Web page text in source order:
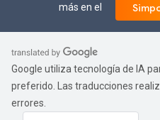
más en el
Google utiliza tecnología de IA
preferido. Las traducciones
errores.